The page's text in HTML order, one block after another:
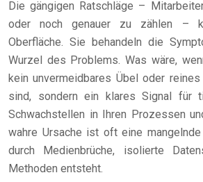
Die gängigen Ratschläge –
oder noch genauer zu zählen –
Oberfläche. Sie behandeln die
Wurzel des Problems. Was wäre,
kein unvermeidbares Übel oder
sind, sondern ein klares Signal für
Schwachstellen in Ihren Prozessen
wahre Ursache ist oft eine mangelnde
durch Medienbrüche, isolierte
Methoden entsteht.